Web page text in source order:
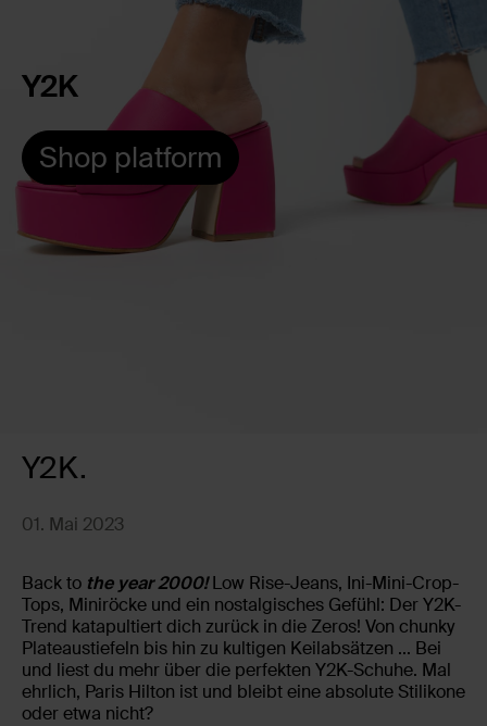
Y2K.
01. Mai 2023
Y2K
Shop platform
Back to the year 2000!Low Rise-Jeans, Ini-Mini-Crop-
Tops, Miniröcke und ein nostalgisches Gefühl: Der Y2K-
Trend katapultiert dich zurück in die Zeros! Von chunky
Plateaustiefeln bis hin zu kultigen Keilabsätzen ... Bei
und liest du mehr über die perfekten Y2K-Schuhe. Mal
ehrlich, Paris Hilton ist und bleibt eine absolute Stilikone
oder etwa nicht?